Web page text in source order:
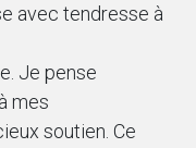
avec tendresse à
Je pense
mes
soutien. Ce